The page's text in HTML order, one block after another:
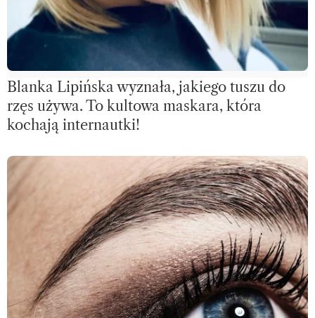
Blanka Lipińska wyznała, jakiego tuszu do
rzęs używa. To kultowa maskara, która
kochają internautki!